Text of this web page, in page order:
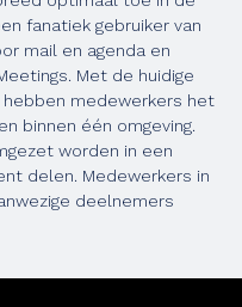
fanatiek gebruiker van
mail en agenda en
Met de huidige
medewerkers het
binnen één omgeving.
worden in een
delen. Medewerkers in
deelnemers